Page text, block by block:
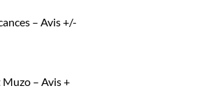
– Avis +/-
Muzo – Avis +